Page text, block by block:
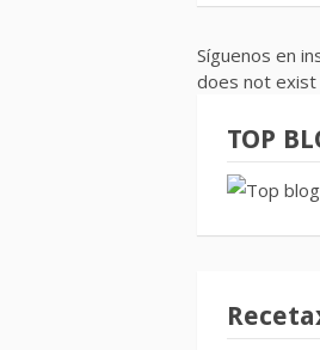
Síguenos en
does not exist
TOP